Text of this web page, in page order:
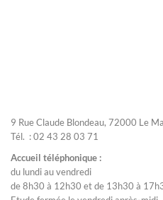
9 Rue Claude Blondeau, 72000 Le
Tél. : 02 43 28 03 71
Accueil téléphonique :
du lundi au vendredi
de 8h30 à 12h30 et de 13h30 à